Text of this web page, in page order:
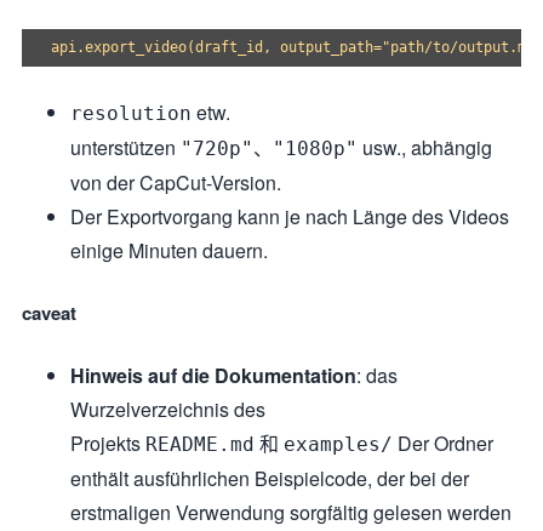
resolution etw.
unterstützen "720p" 、 "1080p" usw., abhängig
von der CapCut-Version.
Der Exportvorgang kann je nach Länge des Videos
einige Minuten dauern.
caveat
Hinweis auf die Dokumentation: das
Wurzelverzeichnis des
Projekts README.md 和 examples/ Der Ordner
enthält ausführlichen Beispielcode, der bei der
erstmaligen Verwendung sorgfältig gelesen werden